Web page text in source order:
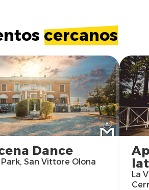
cercanos
Dance
San Vittore Olona
La